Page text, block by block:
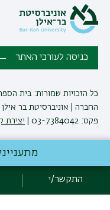
כניסה לעורכי האתר
כל הזכויות שמורות: בית
פקס: 03-7384042 |
יצירת
לימודי עבודה סוציאלית
הצהרת נגישות
מדיניות
התקשר/י